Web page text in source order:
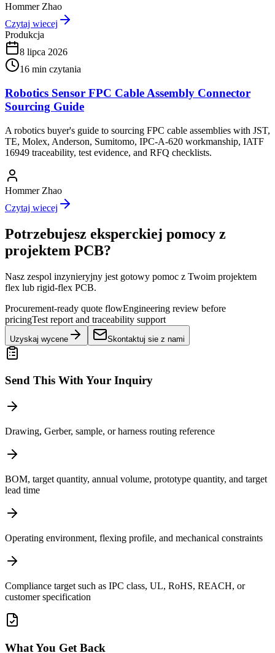
Hommer Zhao
Czytaj wiecej
Produkcja
8 lipca 2026
16 min czytania
Robotics Sensor FPC Cable Assembly Connector
Sourcing Guide
A robotics buyer's guide to sourcing FPC cable assemblies with JST,
TE, Molex, Anderson, Sumitomo, IPC-A-620 workmanship, IATF
16949 traceability, test evidence, and RFQ checklists.
Hommer Zhao
Czytaj wiecej
Potrzebujesz eksperckiej pomocy z
projektem PCB?
Nasz zespol inzynieryjny jest gotowy pomoc z Twoim projektem
flex lub rigid-flex PCB.
Procurement-ready quote flowEngineering review before
pricingTest report and traceability support
Uzyskaj wycene Skontaktuj sie z nami
Send This With Your Inquiry
Drawing, Gerber, sample, or harness routing reference
BOM, target quantity, annual volume, prototype quantity, and target
lead time
Operating environment, flexing profile, and mechanical constraints
Compliance target such as IPC class, UL, RoHS, REACH, or
customer specification
What You Get Back